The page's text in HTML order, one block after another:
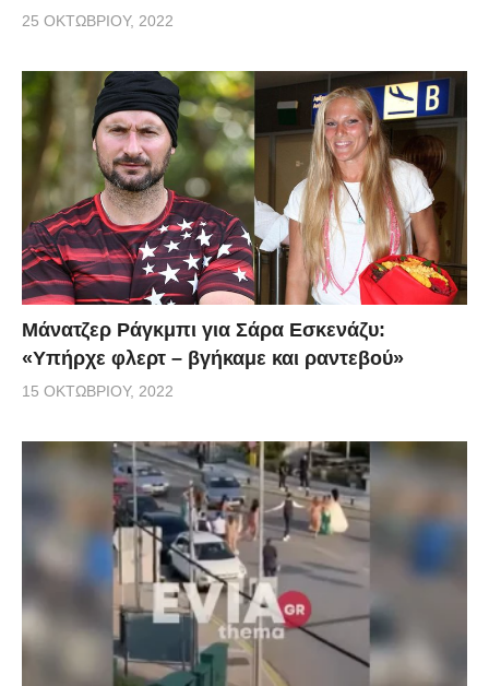
25 ΟΚΤΩΒΡΊΟΥ, 2022
Μάνατζερ Ράγκμπι για Σάρα Εσκενάζυ:
«Υπήρχε φλερτ – βγήκαμε και ραντεβού»
15 ΟΚΤΩΒΡΊΟΥ, 2022